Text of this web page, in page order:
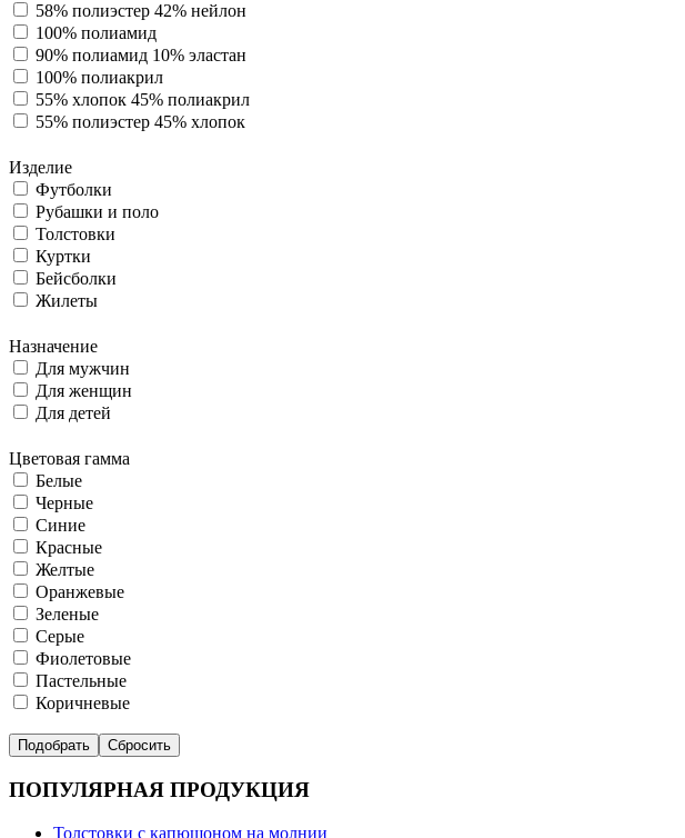
58% полиэстер 42% нейлон
100% полиамид
90% полиамид 10% эластан
100% полиакрил
55% хлопок 45% полиакрил
55% полиэстер 45% хлопок
Изделие
Футболки
Рубашки и поло
Толстовки
Куртки
Бейсболки
Жилеты
Назначение
Для мужчин
Для женщин
Для детей
Цветовая гамма
Белые
Черные
Синие
Красные
Желтые
Оранжевые
Зеленые
Серые
Фиолетовые
Пастельные
Коричневые
ПОПУЛЯРНАЯ ПРОДУКЦИЯ
Толстовки с капюшоном на молнии